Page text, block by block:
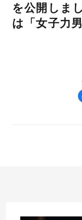
を公開しま
は「女子力
プロポーズ
プロポーズ
ダイヤモンド